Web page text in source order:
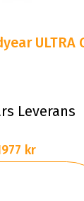
ULTRA
Leverans
kr